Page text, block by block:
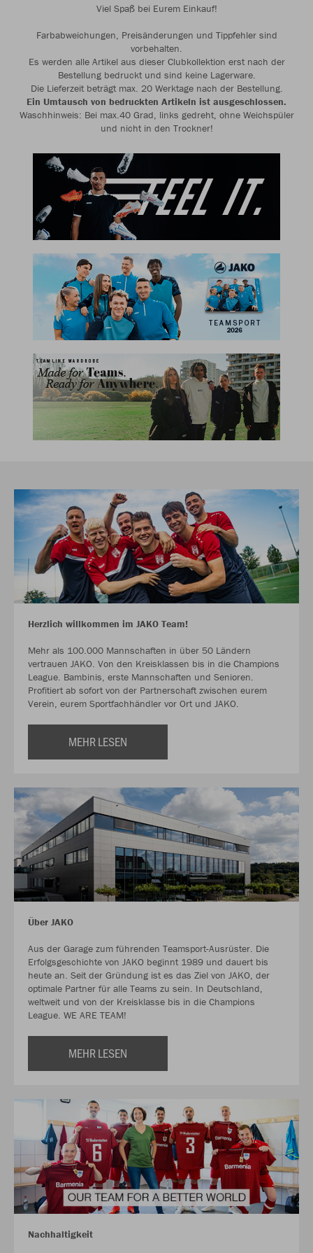
Viel Spaß bei Eurem Einkauf!
Farbabweichungen, Preisänderungen und Tippfehler sind
vorbehalten.
Es werden alle Artikel aus dieser Clubkollektion erst nach der
Bestellung bedruckt und sind keine Lagerware.
Die Lieferzeit beträgt max. 20 Werktage nach der Bestellung.
Ein Umtausch von bedruckten Artikeln ist ausgeschlossen.
Waschhinweis: Bei max.40 Grad, links gedreht, ohne Weichspüler
und nicht in den Trockner!
Herzlich willkommen im JAKO Team!
Mehr als 100.000 Mannschaften in über 50 Ländern
vertrauen JAKO. Von den Kreisklassen bis in die Champions
League. Bambinis, erste Mannschaften und Senioren.
Profitiert ab sofort von der Partnerschaft zwischen eurem
Verein, eurem Sportfachhändler vor Ort und JAKO.
MEHR LESEN
Über JAKO
Aus der Garage zum führenden Teamsport-Ausrüster. Die
Erfolgsgeschichte von JAKO beginnt 1989 und dauert bis
heute an. Seit der Gründung ist es das Ziel von JAKO, der
optimale Partner für alle Teams zu sein. In Deutschland,
weltweit und von der Kreisklasse bis in die Champions
League. WE ARE TEAM!
MEHR LESEN
Nachhaltigkeit